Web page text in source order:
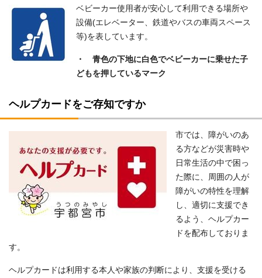
ベビーカー使用者が安心して利用できる場所や
設備(エレベーター、鉄道やバスの車両スペース
等)を表しています。
・ 青色の下地に白色でベビーカーに乗せた子
どもを押しているマーク
ヘルプカードをご存知ですか
市では、障がいのあ
る方などが災害時や
日常生活の中で困っ
た際に、周囲の人が
障がいの特性を理解
し、適切に支援でき
るよう、ヘルプカー
ドを配布しておりま
す。
ヘルプカードは利用する本人や家族の判断により、支援を受ける